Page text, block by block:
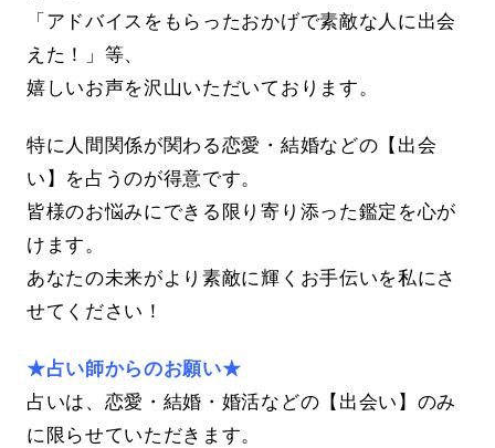
「アドバイスをもらったおかげで素敵な人に出会
えた！」等、
嬉しいお声を沢山いただいております。
特に人間関係が関わる恋愛・結婚などの【出会
い】を占うのが得意です。
皆様のお悩みにできる限り寄り添った鑑定を心が
けます。
あなたの未来がより素敵に輝くお手伝いを私にさ
せてください！
★占い師からのお願い★
占いは、恋愛・結婚・婚活などの【出会い】のみ
に限らせていただきます。